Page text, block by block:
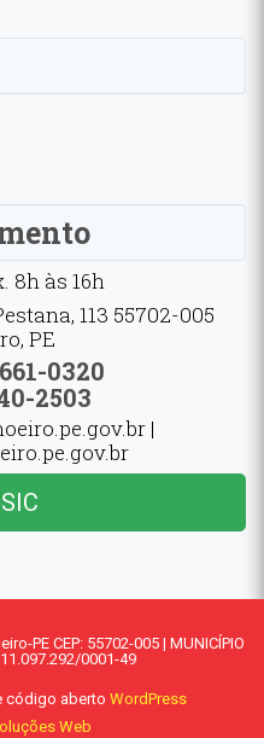
8h às 16h
113 55702-005
PE
0320
2503
|
PE CEP: 55702-005 | MUNICÍPIO
11.097.292/0001-49
código aberto WordPress
Web